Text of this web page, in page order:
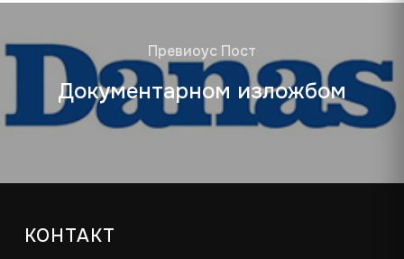
Превиоус Пост
Документарном изложбом
КОНТАКТ